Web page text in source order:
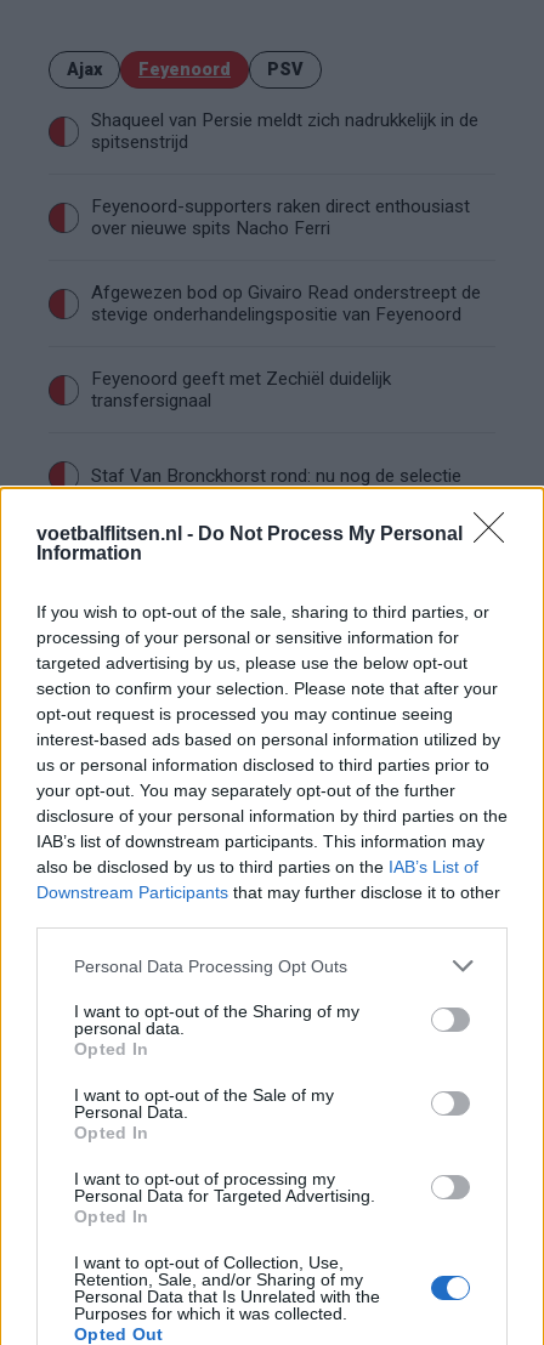
voetbalflitsen.nl - Do Not Process My Personal
Information
If you wish to opt-out of the sale, sharing to third parties, or
processing of your personal or sensitive information for
targeted advertising by us, please use the below opt-out
section to confirm your selection. Please note that after your
opt-out request is processed you may continue seeing
interest-based ads based on personal information utilized by
us or personal information disclosed to third parties prior to
your opt-out. You may separately opt-out of the further
disclosure of your personal information by third parties on the
IAB’s list of downstream participants. This information may
also be disclosed by us to third parties on the IAB’s List of
Downstream Participants that may further disclose it to other
Personal Data Processing Opt Outs
I want to opt-out of the Sharing of my
personal data.
Opted In
I want to opt-out of the Sale of my
Personal Data.
Opted In
I want to opt-out of processing my
Personal Data for Targeted Advertising.
Opted In
I want to opt-out of Collection, Use,
Retention, Sale, and/or Sharing of my
Personal Data that Is Unrelated with the
Purposes for which it was collected.
Opted Out
Ajax Feyenoord PSV
Shaqueel van Persie meldt zich nadrukkelijk in de
spitsenstrijd
Feyenoord-supporters raken direct enthousiast
over nieuwe spits Nacho Ferri
Afgewezen bod op Givairo Read onderstreept de
stevige onderhandelingspositie van Feyenoord
Feyenoord geeft met Zechiël duidelijk
transfersignaal
Staf Van Bronckhorst rond: nu nog de selectie
Feyenoord lost met nieuwe controleur direct
Feyenoord begint voorbereiding overtuigend: zo
ziet de route naar de seizoensstart eruit
Givairo Read spreekt zich uit over Feyenoord-
toekomst: 'Het kan nog alle kanten op'
Feyenoord zoekt nieuwe nummer één na
dreigend vertrek Wellenreuther
Feyenoord doet voorstel aan beoogde nieuwe
Saoedische topclub maakt werk van Hadj
Moussa: Feyenoord wacht op bod
Deventer: Feyenoorder zet woning te koop
over zijn gewicht
op het WK 2026
Feyenoord begint aan nieuw tijdperk: programma